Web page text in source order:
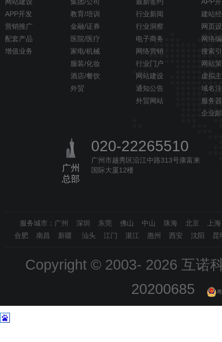
网站建设
APP开发
营销推广
配套产品
增值业务
集团/公司
教育/培训
金融/证券
医院/医疗
家电/机械
服装/化妆
酒店/餐饮
外贸
最新签约
行业新闻
行业洞察
电子商务
网络营销
行业门户
网站建设
通知公告
外贸网站
APP
建站
网页
网络
搜索
网站
虚拟
域名
服务器
企业
广州
总部
020-22265510
广州市越秀区沿江中路313号康富来
国际大厦12楼
服务城市：广州 深圳 东莞 佛山 中山 珠海 北京
合肥 南昌 新疆 汕头 江门 湛江 惠州 西安 沈阳
Copyright © 2003- 2026 互诺
20200685